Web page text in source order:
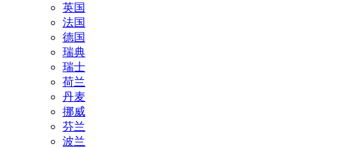
英国
法国
德国
瑞典
瑞士
荷兰
丹麦
挪威
芬兰
波兰